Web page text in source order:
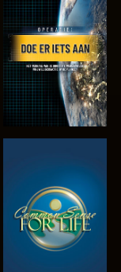
KIJK
KIJK